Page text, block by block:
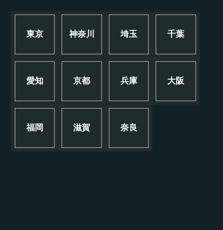
東京 神奈川 埼玉 千葉
愛知 京都 兵庫 大阪
福岡 滋賀 奈良